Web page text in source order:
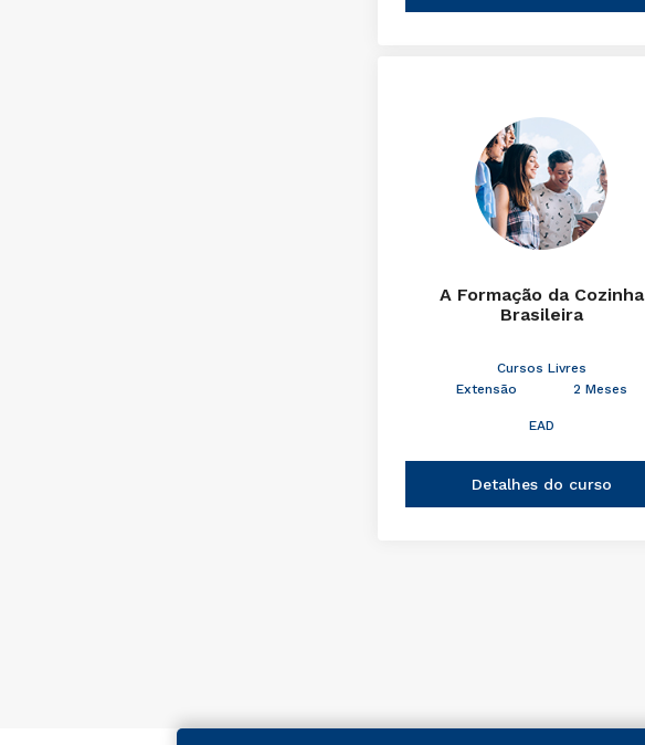
A Formação da Cozinha
Brasileira
Cursos Livres
Extensão
2 Meses
EAD
Detalhes do curso